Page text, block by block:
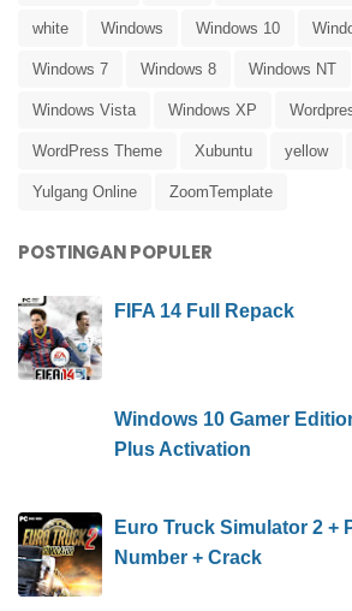
white Windows Windows 10
Windows 7 Windows 8 Windows NT
Windows Vista Windows XP
WordPress Theme Xubuntu yellow
Yulgang Online ZoomTemplate
POSTINGAN POPULER
FIFA 14 Full Repack
Windows 10 Gamer
Plus Activation
Euro Truck Simulator 2 +
Number + Crack